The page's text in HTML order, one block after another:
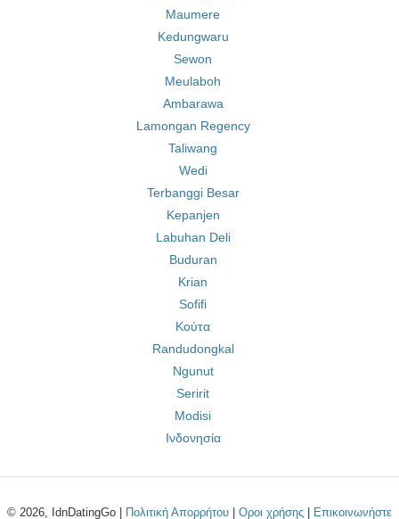
Maumere
Kedungwaru
Sewon
Meulaboh
Ambarawa
Lamongan Regency
Taliwang
Wedi
Terbanggi Besar
Kepanjen
Labuhan Deli
Buduran
Krian
Sofifi
Κούτα
Randudongkal
Ngunut
Seririt
Modisi
Ινδονησία
© 2026, IdnDatingGo | Πολιτική Απορρήτου Οροι χρήσης Επικοινωνήστε